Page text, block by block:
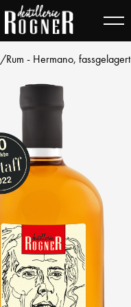
/Rum - Hermano, fassgelagert